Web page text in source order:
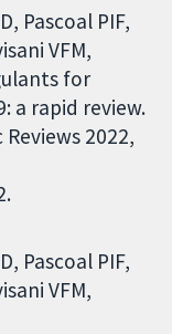
Pascoal PIF,
VFM,
for
a rapid review.
2022,
Pascoal PIF
VFM